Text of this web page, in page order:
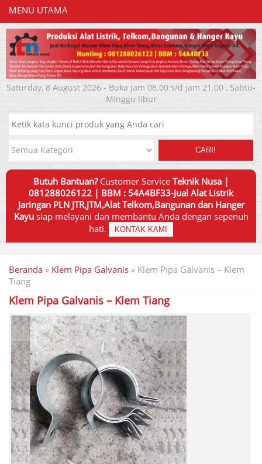
MENU UTAMA
Saturday, 8 August 2026 - Buka jam 08.00 s/d jam 21.00 , Sabtu-
Minggu libur
CARI!
Butuh Bantuan?Customer Service Teknik Nusa |
081288026122 | BBM : 54A4BF33-Jual Alat Listrik
Jaringan PLN JTR,JTM,Alat Telkom,Bangunan dan Hanger
Kayusiap melayani dan membantu Anda dengan sepenuh
hati.
KONTAK KAMI
Beranda » Klem Pipa Galvanis » Klem Pipa Galvanis – Klem
Tiang
Klem Pipa Galvanis – Klem Tiang